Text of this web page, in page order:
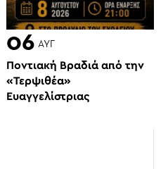
06 ΑΥΓ
Ποντιακή Βραδιά από την
«Τερψιθέα»
Ευαγγελίστριας